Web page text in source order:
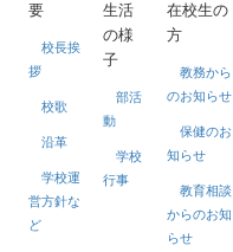
要
校長挨
拶
校歌
沿革
学校運
営方針な
ど
生活
の様
子
部活
動
学校
行事
在校生の
方
教務から
のお知らせ
保健のお
知らせ
教育相談
からのお知
らせ